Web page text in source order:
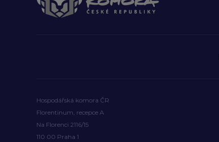
Hospodářská komora ČR
Florentinum, recepce A
Na Florenci 2116/15
110 00 Praha 1